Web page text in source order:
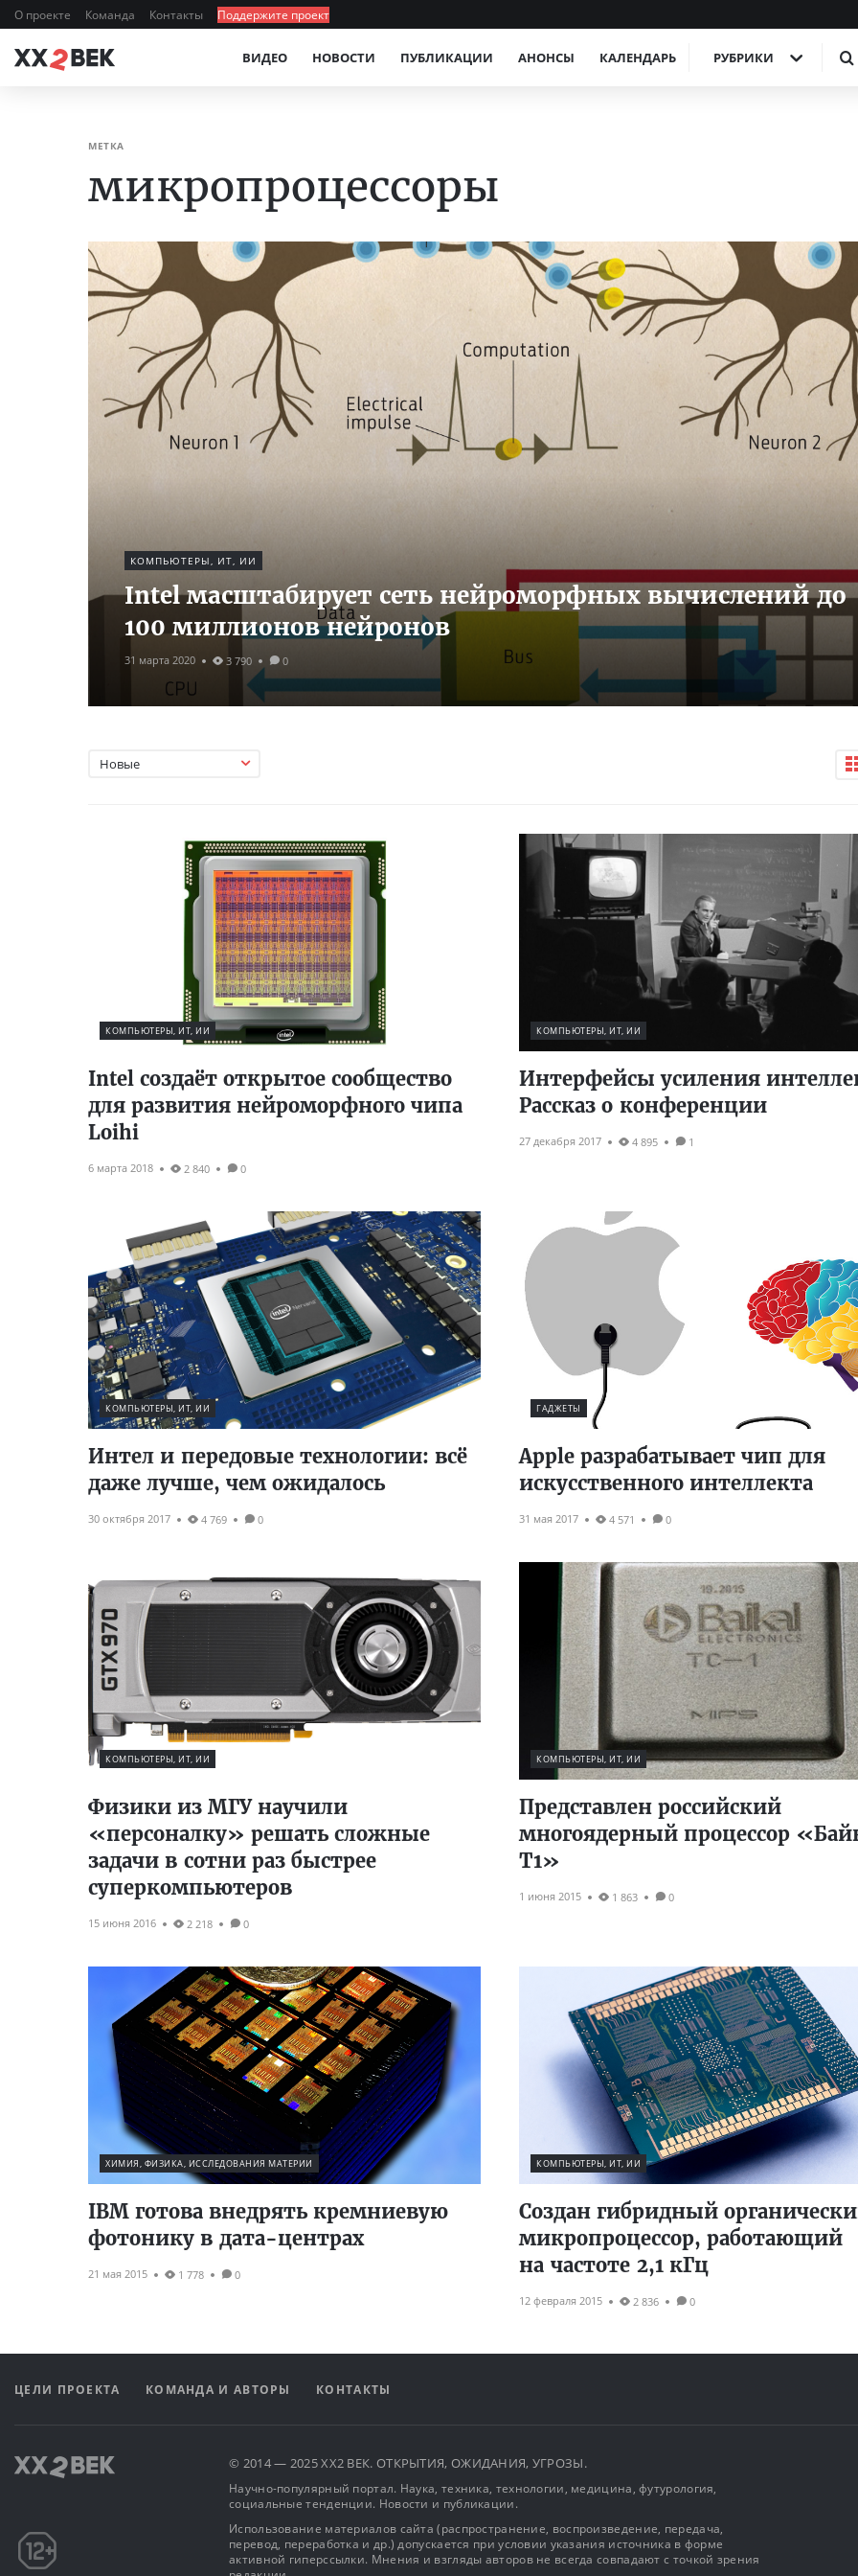
О проекте Команда Контакты Поддержите проект
ВИДЕО НОВОСТИ ПУБЛИКАЦИИ АНОНСЫ КАЛЕНДАРЬ РУБРИКИ
МЕТКА
микропроцессоры
КОМПЬЮТЕРЫ, ИТ, ИИ
Intel масштабирует сеть нейроморфных вычислений до
100 миллионов нейронов
31 марта 2020 3 790 0
Новые
КОМПЬЮТЕРЫ, ИТ, ИИ
Intel создаёт открытое сообщество
для развития нейроморфного чипа
Loihi
6 марта 2018 2 840 0
КОМПЬЮТЕРЫ, ИТ, ИИ
Интерфейсы усиления
Рассказ о конференции
27 декабря 2017 4 895 1
КОМПЬЮТЕРЫ, ИТ, ИИ
Интел и передовые технологии: всё
даже лучше, чем ожидалось
30 октября 2017 4 769 0
ГАДЖЕТЫ
Apple разрабатывает чип для
искусственного интеллекта
31 мая 2017 4 571 0
КОМПЬЮТЕРЫ, ИТ, ИИ
Физики из МГУ научили
«персоналку» решать сложные
задачи в сотни раз быстрее
суперкомпьютеров
15 июня 2016 2 218 0
КОМПЬЮТЕРЫ, ИТ, ИИ
Представлен российский
многоядерный процессор
Т1»
1 июня 2015 1 863 0
ХИМИЯ, ФИЗИКА, ИССЛЕДОВАНИЯ МАТЕРИИ
IBM готова внедрять кремниевую
фотонику в дата-центрах
21 мая 2015 1 778 0
КОМПЬЮТЕРЫ, ИТ, ИИ
Создан гибридный
микропроцессор, работающий
на частоте 2,1 кГц
12 февраля 2015 2 836 0
ЦЕЛИ ПРОЕКТА КОМАНДА И АВТОРЫ КОНТАКТЫ
© 2014 — 2025 XX2 ВЕК. ОТКРЫТИЯ, ОЖИДАНИЯ, УГРОЗЫ.
Научно-популярный портал. Наука, техника, технологии, медицина, футурология,
социальные тенденции. Новости и публикации.
Использование материалов сайта (распространение, воспроизведение, передача,
перевод, переработка и др.) допускается при условии указания источника в форме
активной гиперссылки. Мнения и взгляды авторов не всегда совпадают с точкой зрения